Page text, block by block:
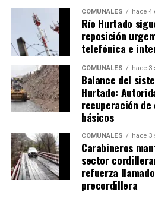
COMUNALES hace 4
Río Hurtado
reposición
telefónica e
COMUNALES hace 3
Balance del
Hurtado:
recuperación
básicos
COMUNALES hace 3
Carabineros
sector
refuerza
precordillera